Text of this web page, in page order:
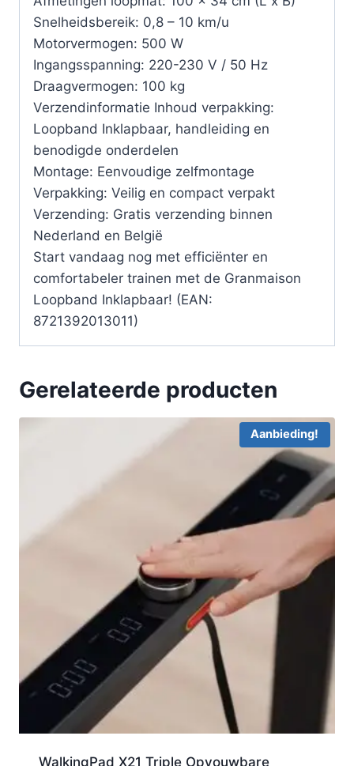
Snelheidsbereik: 0,8 – 10 km/u
Motorvermogen: 500 W
Ingangsspanning: 220-230 V / 50 Hz
Draagvermogen: 100 kg
Verzendinformatie Inhoud verpakking:
Loopband Inklapbaar, handleiding en
benodigde onderdelen
Montage: Eenvoudige zelfmontage
Verpakking: Veilig en compact verpakt
Verzending: Gratis verzending binnen
Nederland en België
Start vandaag nog met efficiënter en
comfortabeler trainen met de Granmaison
Loopband Inklapbaar! (EAN:
8721392013011)
Gerelateerde producten
Aanbieding!
WalkingPad X21 Triple Opvouwbare